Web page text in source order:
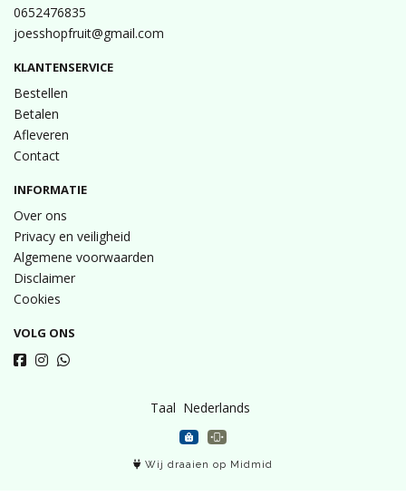
0652476835
joesshopfruit@gmail.com
KLANTENSERVICE
Bestellen
Betalen
Afleveren
Contact
INFORMATIE
Over ons
Privacy en veiligheid
Algemene voorwaarden
Disclaimer
Cookies
VOLG ONS
Taal
Wij draaien op Midmid